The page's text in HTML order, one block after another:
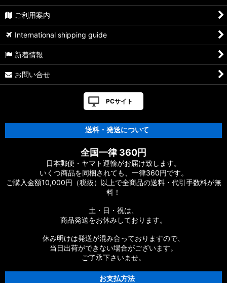
ご利用案内
International shipping guide
新着情報
お問い合せ
PCサイト
送料・発送について
全国一律 360円
日本郵便・ヤマト運輸がお届け致します。
いくつ商品を同梱されても、一律360円です。
ご購入金額10,000円（税抜）以上で全商品の送料・代引手数料が無
料！
土・日・祝は、
商品発送をお休みしております。
休み明けは発送が混み合っておりますので、
当日出荷ができない場合がございます。
ご了承下さいませ。
お支払方法